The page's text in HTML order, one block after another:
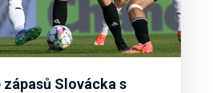
Slovácka s